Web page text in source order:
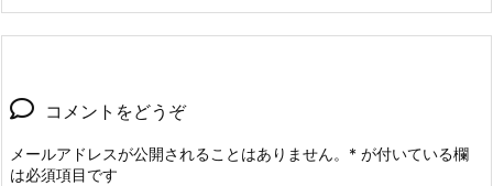
コメントをどうぞ
メールアドレスが公開されることはありません。 * が付いている欄
は必須項目です